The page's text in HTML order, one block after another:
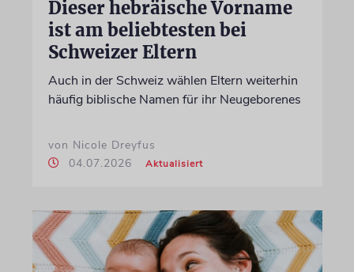
Dieser hebräische Vorname
ist am beliebtesten bei
Schweizer Eltern
Auch in der Schweiz wählen Eltern weiterhin
häufig biblische Namen für ihr Neugeborenes
von Nicole Dreyfus
04.07.2026
Aktualisiert